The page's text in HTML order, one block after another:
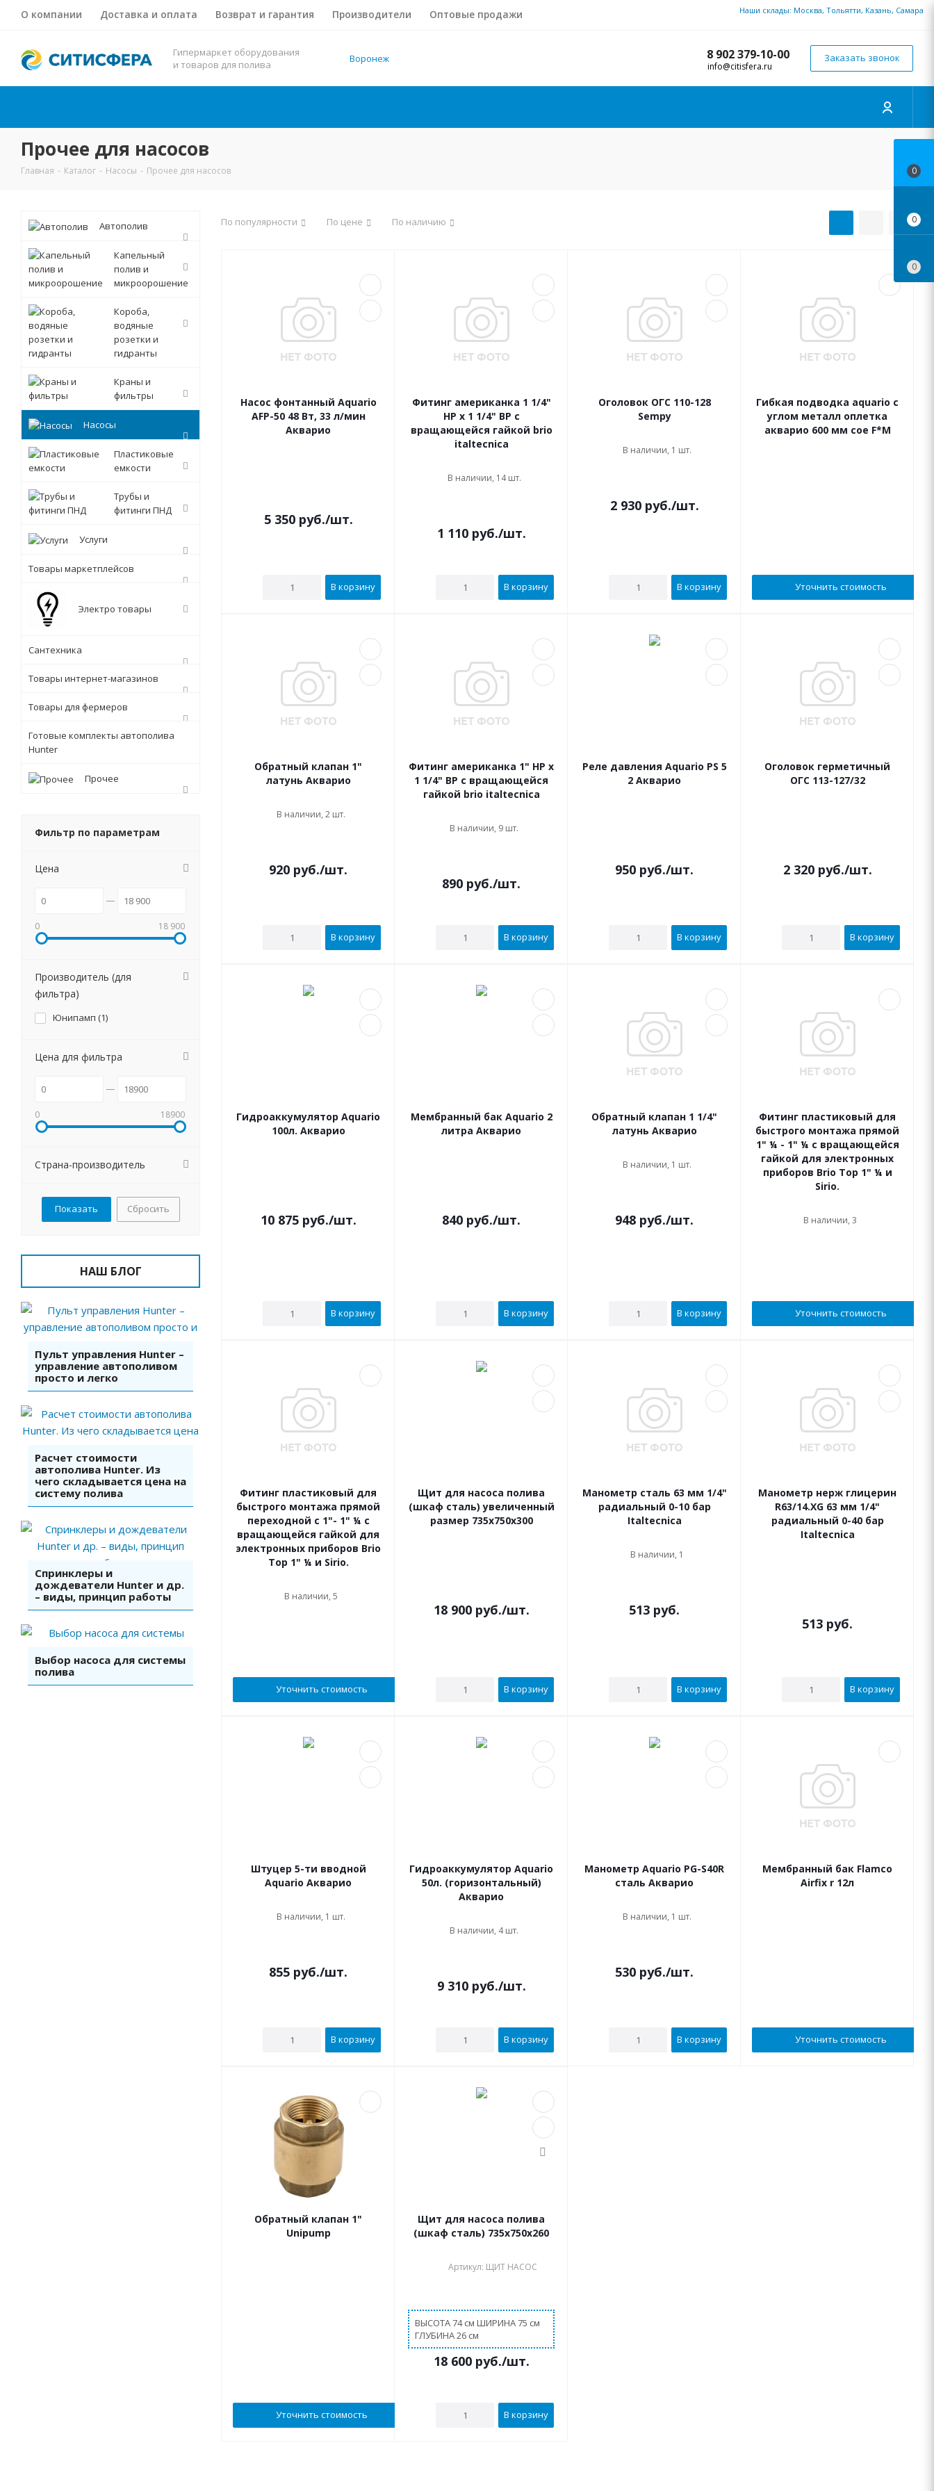
Наши склады: Москва, Тольятти, Казань, Самара
О компании Доставка и оплата Возврат и гарантия Производители Оптовые продажи
Гипермаркет оборудования
и товаров для полива
Воронеж 8 902 379-10-00
info@citisfera.ru
Заказать звонок
Прочее для насосов
Главная - Каталог - Насосы - Прочее для насосов
По популярности По цене По наличию
Насос фонтанный Aquario
AFP-50 48 Вт, 33 л/мин
Акварио
5 350руб./шт.
В корзину
Фитинг американка 1 1/4"
НР х 1 1/4" ВР с
вращающейся гайкой brio
italtecnica
В наличии, 14 шт.
1 110руб./шт.
В корзину
Оголовок ОГС 110-128
Sempy
В наличии, 1 шт.
2 930руб./шт.
В корзину
Гибкая подводка aquario с
углом металл оплетка
акварио 600 мм сое F*M
Уточнить стоимость
Обратный клапан 1"
латунь Акварио
В наличии, 2 шт.
920 руб./шт.
В корзину
Фитинг американка 1" НР х
1 1/4" ВР с вращающейся
гайкой brio italtecnica
В наличии, 9 шт.
890 руб./шт.
В корзину
Реле давления Aquario PS 5
2 Акварио
950 руб./шт.
В корзину
Оголовок герметичный
ОГС 113-127/32
2 320руб./шт.
В корзину
Гидроаккумулятор Aquario
100л. Акварио
10 875руб./шт.
В корзину
Мембранный бак Aquario 2
литра Акварио
840 руб./шт.
В корзину
Обратный клапан 1 1/4"
латунь Акварио
В наличии, 1 шт.
948 руб./шт.
В корзину
Фитинг пластиковый для
быстрого монтажа прямой
1" ¼ - 1" ¼ с вращающейся
гайкой для электронных
приборов Brio Top 1" ¼ и
Sirio.
В наличии, 3
Уточнить стоимость
Фитинг пластиковый для
быстрого монтажа прямой
переходной с 1"- 1" ¼ с
вращающейся гайкой для
электронных приборов Brio
Top 1" ¼ и Sirio.
В наличии, 5
Уточнить стоимость
Щит для насоса полива
(шкаф сталь) увеличенный
размер 735х750х300
18 900руб./шт.
В корзину
Манометр сталь 63 мм 1/4"
радиальный 0-10 бар
Italtecnica
В наличии, 1
513 руб.
В корзину
Манометр нерж глицерин
R63/14.XG 63 мм 1/4"
радиальный 0-40 бар
Italtecnica
513 руб.
В корзину
Штуцер 5-ти вводной
Aquario Акварио
В наличии, 1 шт.
855 руб./шт.
В корзину
Гидроаккумулятор Aquario
50л. (горизонтальный)
Акварио
В наличии, 4 шт.
9 310руб./шт.
В корзину
Манометр Aquario PG-S40R
сталь Акварио
В наличии, 1 шт.
530 руб./шт.
В корзину
Мембранный бак Flamco
Airfix r 12л
Уточнить стоимость
Обратный клапан 1"
Unipump
Уточнить стоимость
Щит для насоса полива
(шкаф сталь) 735х750х260
Артикул: ЩИТ НАСОС
ВЫСОТА 74 см ШИРИНА 75 см
ГЛУБИНА 26 см
18 600руб./шт.
В корзину
Автополив
Капельный
полив и
микроорошение
Короба,
водяные
розетки и
гидранты
Краны и
фильтры
Насосы
Пластиковые
емкости
Трубы и
фитинги ПНД
Услуги
Товары маркетплейсов
Электро товары
Сантехника
Товары интернет-магазинов
Товары для фермеров
Готовые комплекты автополива
Hunter
Прочее
Фильтр по параметрам
Цена
0 18 900
Производитель (для
фильтра)
Юнипамп (1)
Цена для фильтра
0 18900
Страна-производитель
Сбросить
НАШ БЛОГ
Пульт управления Hunter –
управление автополивом
просто и легко
Расчет стоимости
автополива Hunter. Из
чего складывается цена на
систему полива
Спринклеры и
дождеватели Hunter и др.
– виды, принцип работы
Выбор насоса для системы
полива
0
0
0